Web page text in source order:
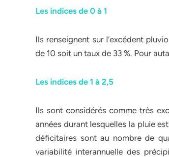
Les indices de 0 à 1
Ils renseignent sur l’excédent
de 10 soit un taux de 33 %. Pour
Les indices de 1 à 2,5
Ils sont considérés comme très
années durant lesquelles la pluie
déficitaires sont au nombre de
variabilité interannuelle des